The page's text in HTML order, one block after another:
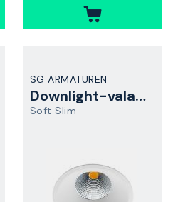
SG ARMATUREN
Downlight-valaisin
Soft Slim